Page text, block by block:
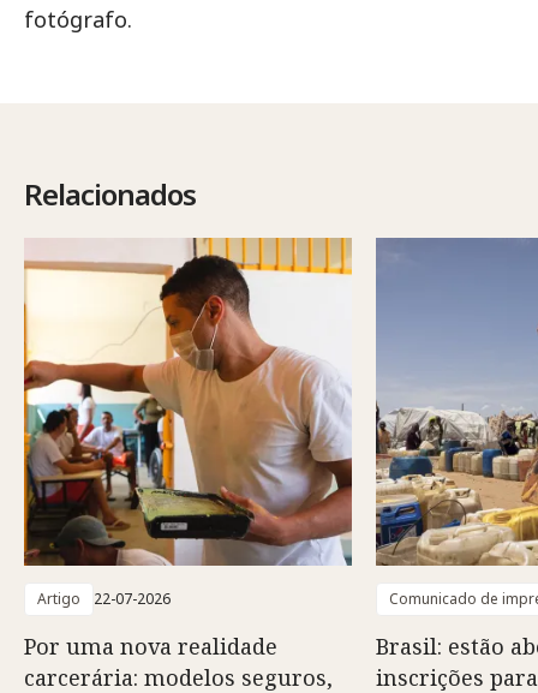
fotógrafo.
Relacionados
Artigo 22-07-2026
Por uma nova realidade
carcerária: modelos seguros,
Comunicado de
Brasil: estão
inscrições